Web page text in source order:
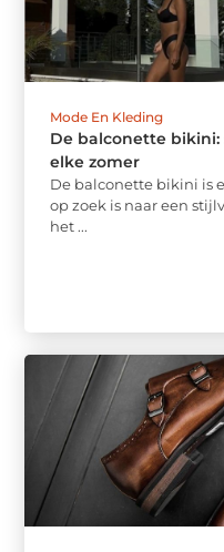
Mode En Kleding
De balconette
elke zomer
De balconette bikini is
op zoek is naar een
het ...